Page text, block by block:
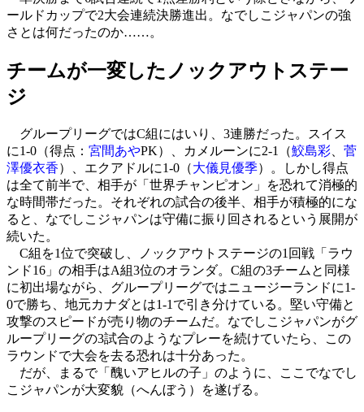
ールドカップで2大会連続決勝進出。なでしこジャパンの強
さとは何だったのか……。
チームが一変したノックアウトステー
ジ
グループリーグではC組にはいり、3連勝だった。スイス
に1-0（得点： 宮間あやPK）、カメルーンに2-1（鮫島彩
菅
澤優衣香）、エクアドルに1-0（大儀見優季）。しかし得点
は全て前半で、相手が「世界チャンピオン」を恐れて消極的
な時間帯だった。それぞれの試合の後半、相手が積極的にな
ると、なでしこジャパンは守備に振り回されるという展開が
続いた。
C組を1位で突破し、ノックアウトステージの1回戦「ラウ
ンド16」の相手はA組3位のオランダ。C組の3チームと同様
に初出場ながら、グループリーグではニュージーランドに1-
0で勝ち、地元カナダとは1-1で引き分けている。堅い守備と
攻撃のスピードが売り物のチームだ。なでしこジャパンがグ
ループリーグの3試合のようなプレーを続けていたら、この
ラウンドで大会を去る恐れは十分あった。
だが、まるで「醜いアヒルの子」のように、ここでなでし
こジャパンが大変貌（へんぼう）を遂げる。